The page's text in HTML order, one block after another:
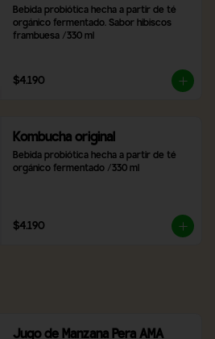
Bebida probiótica hecha a partir de té
orgánico fermentado. Sabor hibiscos
frambuesa /330 ml
$4.190
Kombucha original
Bebida probiótica hecha a partir de té
orgánico fermentado /330 ml
$4.190
Jugo de Manzana Pera AMA